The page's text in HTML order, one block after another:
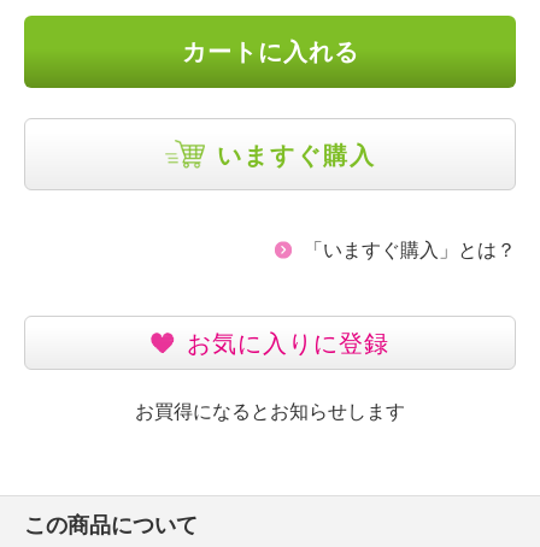
カートに入れる
いますぐ購入
「いますぐ購入」とは？
お気に入りに登録
お買得になるとお知らせします
この商品について